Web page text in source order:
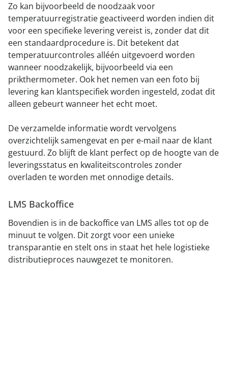
Zo kan bijvoorbeeld de noodzaak voor
temperatuurregistratie geactiveerd worden indien dit
voor een specifieke levering vereist is, zonder dat dit
een standaardprocedure is. Dit betekent dat
temperatuurcontroles alléén uitgevoerd worden
wanneer noodzakelijk, bijvoorbeeld via een
prikthermometer. Ook het nemen van een foto bij
levering kan klantspecifiek worden ingesteld, zodat dit
alleen gebeurt wanneer het echt moet.
De verzamelde informatie wordt vervolgens
overzichtelijk samengevat en per e-mail naar de klant
gestuurd. Zo blijft de klant perfect op de hoogte van de
leveringsstatus en kwaliteitscontroles zonder
overladen te worden met onnodige details.
LMS Backoffice
Bovendien is in de backoffice van LMS alles tot op de
minuut te volgen. Dit zorgt voor een unieke
transparantie en stelt ons in staat het hele logistieke
distributieproces nauwgezet te monitoren.